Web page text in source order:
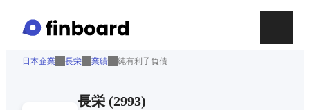
日本企業 長栄 業績 純有利子負債
長栄 (2993)